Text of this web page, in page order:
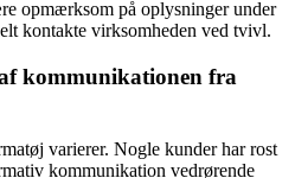
opmærksom på oplysninger under
kontakte virksomheden ved tvivl.
kommunikationen fra
varierer. Nogle kunder har rost
kommunikation vedrørende